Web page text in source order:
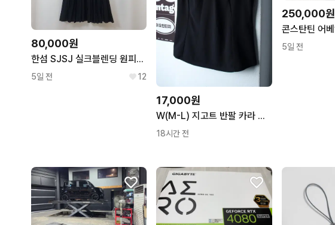
80,000원
한섬 SJSJ 실크블렌딩 원피스 55
5일 전 12
17,000원
W(M-L) 지고트 반팔 카라 티셔츠 셔츠 남방 블라우스-H36086
18시간 전
250,000원
5일 전